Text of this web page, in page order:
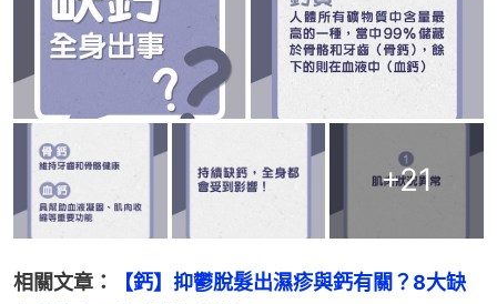
+21
相關文章：
【鈣】抑鬱脫髮出濕疹與鈣有關？8大缺